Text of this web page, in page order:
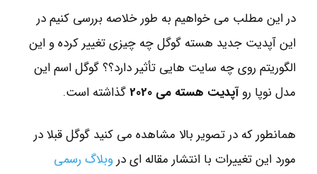
در این مطلب می خواهیم به طور خلاصه بررسی کنیم در
این آپدیت جدید هسته گوگل چه چیزی تغییر کرده و این
الگوریتم روی چه سایت هایی تأثیر دارد؟؟ گوگل اسم این
مدل نوپا روآپدیت هسته می 2020 گذاشته است.
همانطور که در تصویر بالا مشاهده می کنید گوگل قبلا در
مورد این تغییرات با انتشار مقاله ای دروبلاگ رسمی